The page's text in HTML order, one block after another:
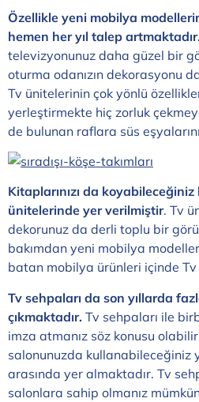
Özellikle yeni mobilya
hemen her yıl talep
televizyonunuz daha güzel bir
oturma odanızın dekorasyonu
Tv ünitelerinin çok yönlü
yerleştirmekte hiç zorluk
de bulunan raflara süs
Kitaplarınızı da
ünitelerinde yer verilmiştir. Tv
dekorunuz da derli toplu bir
bakımdan yeni mobilya
batan mobilya ürünleri içinde
Tv sehpaları da son yıllarda
çıkmaktadır. Tv sehpaları ile
imza atmanız söz konusu
salonunuzda kullanabileceğiniz
arasında yer almaktadır. Tv
salonlara sahip olmanız